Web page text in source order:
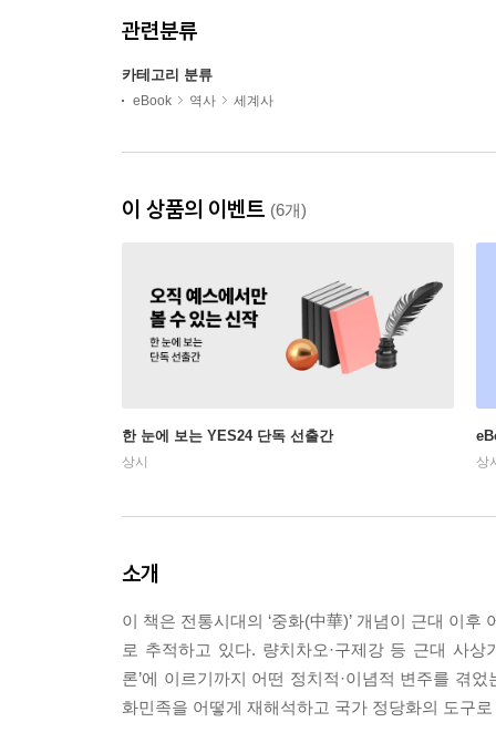
관련분류
카테고리 분류
eBook 역사 세계사
이 상품의 이벤트 (6개)
한 눈에 보는 YES24 단독 선출간
상시 상
소개
이 책은 전통시대의 ‘중화(中華)’ 개념이 근대 이
로 추적하고 있다. 량치차오·구제강 등 근대 사
론’에 이르기까지 어떤 정치적·이념적 변주를 겪
화민족을 어떻게 재해석하고 국가 정당화의 도구